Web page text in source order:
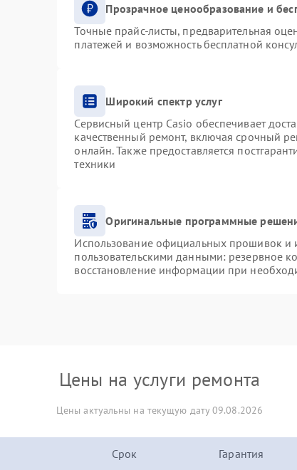
Прозрачное ценообразование и
Точные прайс-листы, предварительная
платежей и возможность бесплатной
Широкий спектр услуг
Сервисный центр Casio обеспечивает
качественный ремонт, включая срочный
онлайн. Также предоставляется
техники
Оригинальные программные
Использование официальных прошивок и
пользовательскими данными: резервное
восстановление информации при
Цены на услуги ремонта
Цены актуальны на текущую дату 09.08.2026
Срок Гарантия